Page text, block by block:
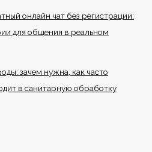
онлайн чат без регистрации:
для общения в реальном
зачем нужна, как часто
в санитарную обработку